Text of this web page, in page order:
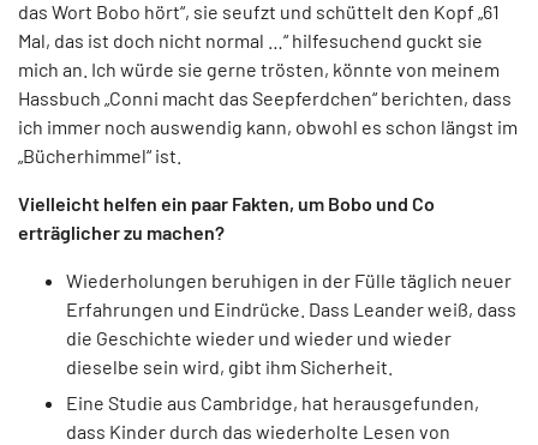
das Wort Bobo hört“, sie seufzt und schüttelt den Kopf „61
Mal, das ist doch nicht normal …“ hilfesuchend guckt sie
mich an. Ich würde sie gerne trösten, könnte von meinem
Hassbuch „Conni macht das Seepferdchen“ berichten, dass
ich immer noch auswendig kann, obwohl es schon längst im
„Bücherhimmel“ ist.
Vielleicht helfen ein paar Fakten, um Bobo und Co
erträglicher zu machen?
Wiederholungen beruhigen in der Fülle täglich neuer
Erfahrungen und Eindrücke. Dass Leander weiß, dass
die Geschichte wieder und wieder und wieder
dieselbe sein wird, gibt ihm Sicherheit.
Eine Studie aus Cambridge, hat herausgefunden,
dass Kinder durch das wiederholte Lesen von